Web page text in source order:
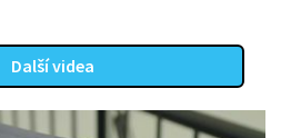
Další videa